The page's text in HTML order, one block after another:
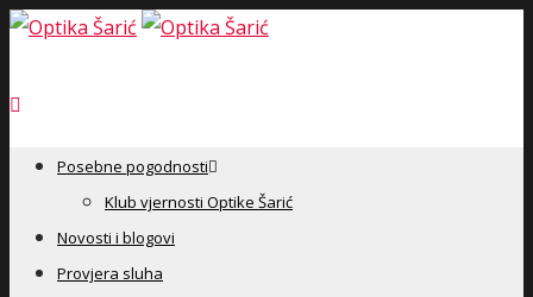
Posebne pogodnosti
Klub vjernosti Optike Šarić
Novosti i blogovi
Provjera sluha